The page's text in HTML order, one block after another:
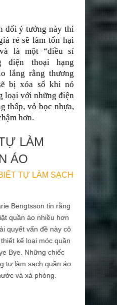
đối ý tưởng này thì
rẻ sẽ làm tổn hại
là một “điều sỉ
điện thoại hạng
lắng rằng thương
bị xóa sổ khi nó
loại với những điện
thấp, vỏ bọc nhựa,
hơn.
LÀM
ÁO
TỰ LÀM SẠCH
Bengtsson tin rằng
quần áo nhiều hơn
quyết vấn đề này cô
kế loại móc quần
Bye. Những chiếc
tự làm sạch quần áo
và xà phòng.